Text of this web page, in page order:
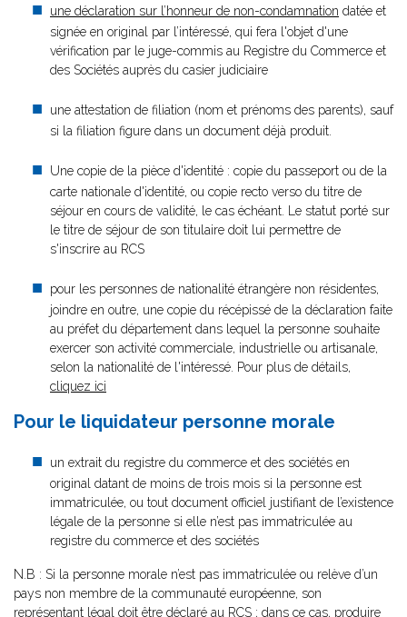
une déclaration sur l’honneur de non-condamnation datée et
signée en original par l’intéressé, qui fera l'objet d'une
vérification par le juge-commis au Registre du Commerce et
des Sociétés auprès du casier judiciaire
une attestation de filiation (nom et prénoms des parents), sauf
si la filiation figure dans un document déjà produit.
Une copie de la pièce d'identité : copie du passeport ou de la
carte nationale d'identité, ou copie recto verso du titre de
séjour en cours de validité, le cas échéant. Le statut porté sur
le titre de séjour de son titulaire doit lui permettre de
s'inscrire au RCS
pour les personnes de nationalité étrangère non résidentes,
joindre en outre, une copie du récépissé de la déclaration faite
au préfet du département dans lequel la personne souhaite
exercer son activité commerciale, industrielle ou artisanale,
selon la nationalité de l'intéressé. Pour plus de détails,
cliquez ici
Pour le liquidateur personne morale
un extrait du registre du commerce et des sociétés en
original datant de moins de trois mois si la personne est
immatriculée, ou tout document officiel justifiant de l’existence
légale de la personne si elle n’est pas immatriculée au
registre du commerce et des sociétés
N.B : Si la personne morale n’est pas immatriculée ou relève d’un
pays non membre de la communauté européenne, son
représentant légal doit être déclaré au RCS ; dans ce cas, produire